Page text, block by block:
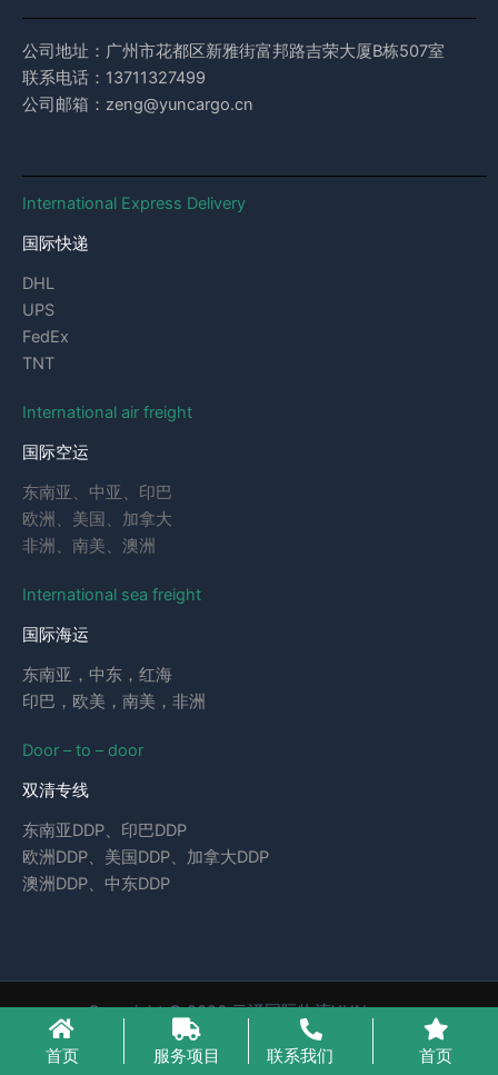
公司地址：广州市花都区新雅街富邦路吉荣大厦B栋507室
联系电话：13711327499
公司邮箱：zeng@yuncargo.cn
International Express Delivery
国际快递
DHL
UPS
FedEx
TNT
International air freight
国际空运
东南亚、中亚、印巴
欧洲、美国、加拿大
非洲、南美、澳洲
International sea freight
国际海运
东南亚，中东，红海
印巴，欧美，南美，非洲
Door – to – door
双清专线
东南亚DDP、印巴DDP
欧洲DDP、美国DDP、加拿大DDP
澳洲DDP、中东DDP
Copyright © 2026 云泽国际物流YUNcargo
粤ICP备2023046221号-1
首页 服务项目 联系我们 首页